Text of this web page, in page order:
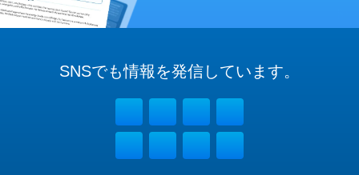
SNSでも情報を発信しています。